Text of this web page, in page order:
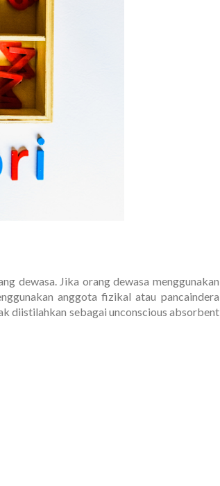
dewasa. Jika orang dewasa menggunakan
anggota fizikal atau pancaindera
diistilahkan sebagai unconscious absorbent